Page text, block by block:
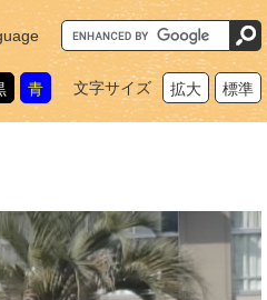
G
o
o
カ
青 文字サイズ 拡大 標準